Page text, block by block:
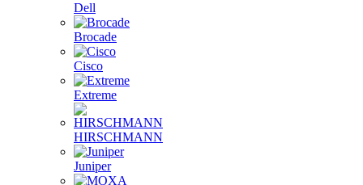
Dell
Brocade
Cisco
Extreme
HIRSCHMANN
Juniper